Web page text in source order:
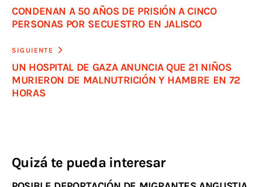
CONDENAN A 50 AÑOS DE PRISIÓN A CINCO
PERSONAS POR SECUESTRO EN JALISCO
SIGUIENTE
UN HOSPITAL DE GAZA ANUNCIA QUE 21 NIÑOS
MURIERON DE MALNUTRICIÓN Y HAMBRE EN 72
HORAS
Quizá te pueda interesar